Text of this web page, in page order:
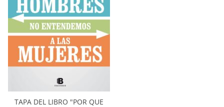
TAPA DEL LIBRO "POR QUE